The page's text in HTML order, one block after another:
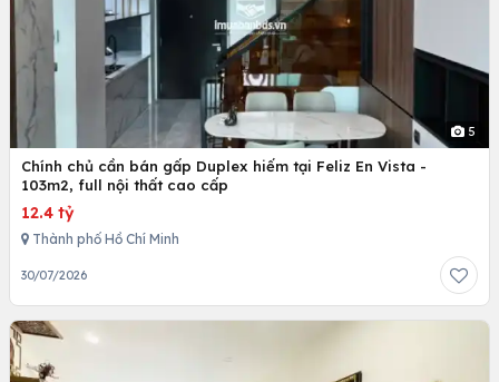
5
Chính chủ cần bán gấp Duplex hiếm tại Feliz En Vista -
103m2, full nội thất cao cấp
12.4 tỷ
Thành phố Hồ Chí Minh
30/07/2026